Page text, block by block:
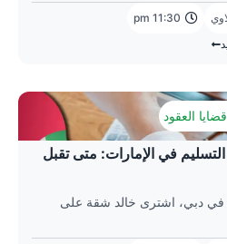
11:30 pm
قضايا العقود
في الإمارات: متى تقبل
في دبي، اشترى خالد شقة على